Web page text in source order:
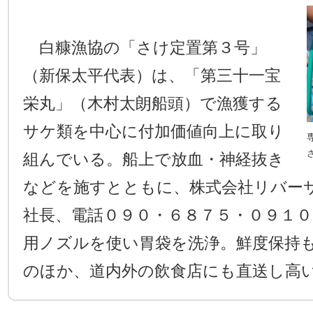
白糠漁協の「さけ定置第３号」
（新保太平代表）は、「第三十一宝
栄丸」（木村太朗船頭）で漁獲する
サケ類を中心に付加価値向上に取り
組んでいる。船上で放血・神経抜き
などを施すとともに、株式会社リバー
社長、電話０９０・６８７５・０９１
用ノズルを使い胃袋を洗浄。鮮度保持
のほか、道内外の飲食店にも直送し高